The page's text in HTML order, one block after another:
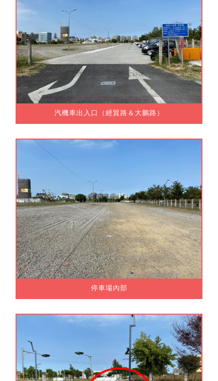
汽機車出入口（經貿路＆大鵬路）
停車場內部